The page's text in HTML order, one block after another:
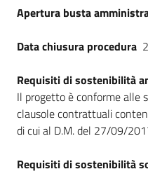
Apertura busta
Data chiusura procedura
Requisiti di sostenibilità
Il progetto è conforme alle
clausole contrattuali
di cui al D.M. del 27/09/
Requisiti di sostenibilità